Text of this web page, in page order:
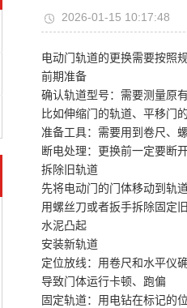
2026-01-15 10:17:48
电动门轨道的更换需要按照
前期准备
确认轨道型号：需要测量原
比如伸缩门的轨道、平移门
准备工具：需要用到卷尺、
断电处理：更换前一定要断
拆除旧轨道
先将电动门的门体移动到轨
用螺丝刀或者扳手拆除固定
水泥凸起
安装新轨道
定位放线：用卷尺和水平仪
导致门体运行卡顿、跑偏
固定轨道：用电钻在标记的